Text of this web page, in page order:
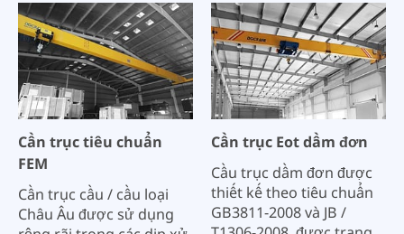
cần cực kỳ linh hoạt và
cũng có thể được ghép
nối với cần trục cầu trên
cao để tối đa hóa sản
xuất.
Cần trục tiêu chuẩn
FEM
Cần trục cầu / cầu loại
Châu Âu được sử dụng
Cần trục Eot dầm đơn
Cầu trục dầm đơn được
thiết kế theo tiêu chuẩn
GB3811-2008 và JB /